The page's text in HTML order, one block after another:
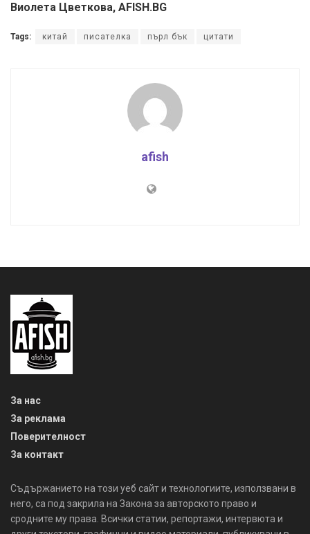
Виолета Цветкова, AFISH.BG
Tags: китай писателка пърл бък цитати
afish
За нас
За реклама
Поверителност
За контакт
Съдържанието на този уеб сайт и технологиите, използвани в
него, са под закрила на Закона за авторското право и
сродните му права. Всички статии, репортажи, интервюта и